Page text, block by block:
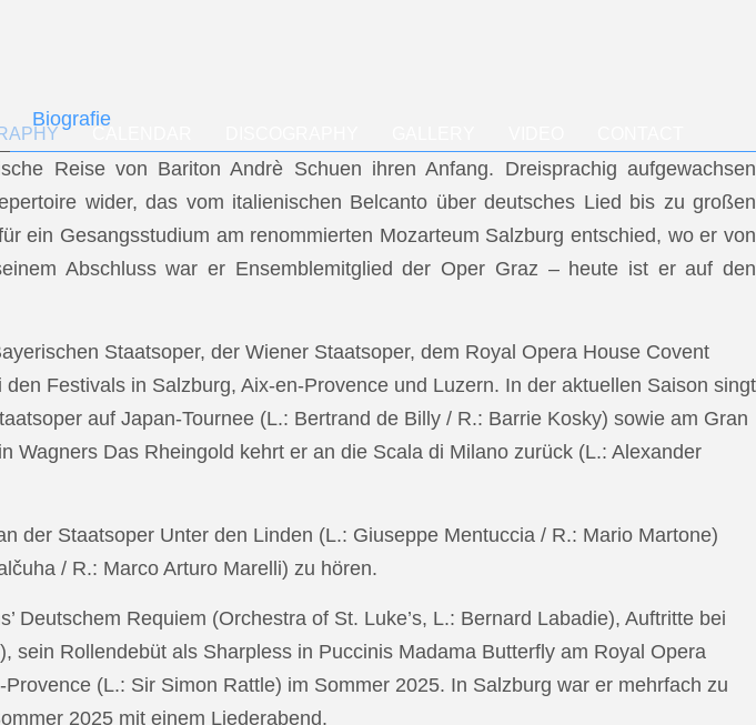
Biografie
Reise von Bariton Andrè Schuen ihren Anfang. Dreisprachig aufgewachsen
wider, das vom italienischen Belcanto über deutsches Lied bis zu großen
ein Gesangsstudium am renommierten Mozarteum Salzburg entschied, wo er von
Abschluss war er Ensemblemitglied der Oper Graz – heute ist er auf den
Staatsoper, der Wiener Staatsoper, dem Royal Opera House Covent
Festivals in Salzburg, Aix-en-Provence und Luzern. In der aktuellen Saison singt
auf Japan-Tournee (L.: Bertrand de Billy / R.: Barrie Kosky) sowie am Gran
Das Rheingold kehrt er an die Scala di Milano zurück (L.: Alexander
der Staatsoper Unter den Linden (L.: Giuseppe Mentuccia / R.: Mario Martone)
/ R.: Marco Arturo Marelli) zu hören.
Requiem (Orchestra of St. Luke’s, L.: Bernard Labadie), Auftritte bei
Rollendebüt als Sharpless in Puccinis Madama Butterfly am Royal Opera
(L.: Sir Simon Rattle) im Sommer 2025. In Salzburg war er mehrfach zu
2025 mit einem Liederabend.